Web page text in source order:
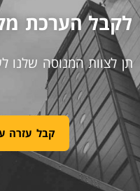
תן לצוות המנוסה שלנו
לקבל הערכת
קבל עזרה